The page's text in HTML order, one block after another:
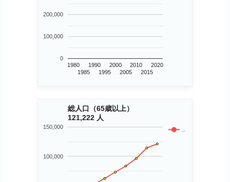
1980
1985
1990
1995
2000
2005
2010
2015
2020
0
100,000
200,000
総人口（65歳以上）
121,222 人
..
100,000
150,000